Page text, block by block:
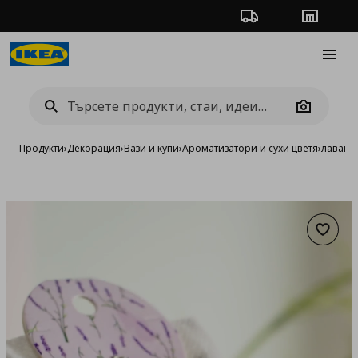
Проследяване на
Camera
Продукти›Декорация›Вази и купи›Ароматизатори и сухи цветя›